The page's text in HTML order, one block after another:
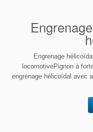
Engrenage
locomotivePignon à
engrenage hélicoïdal avec